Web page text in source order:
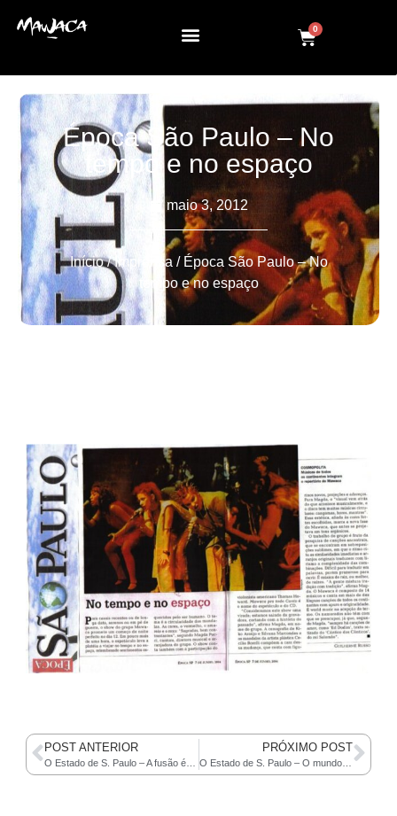
0
Época São Paulo – No
tempo e no espaço
maio 3, 2012
Início/Imprensa / Época São Paulo – No
tempo e no espaço
POST ANTERIOR
O Estado de S. Paulo – A fusão étnica na trilha de ‘Os Lusíadas’
PRÓXIMO POST
O Estado de S. Paulo – O mundo do Mawaca no Sesc